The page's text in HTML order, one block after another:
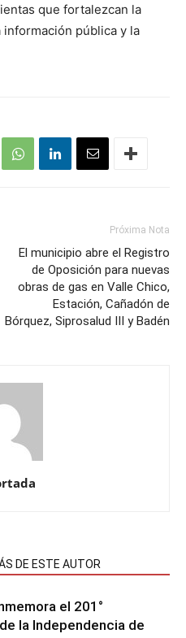
que fortalezcan la
pública y la
Próxima Nota
El municipio abre el Registro
de Oposición para nuevas
obras de gas en Valle Chico,
Estación, Cañadón de
Bórquez, Siprosalud III y Badén
DE ESTE AUTOR
el 201°
la Independencia de